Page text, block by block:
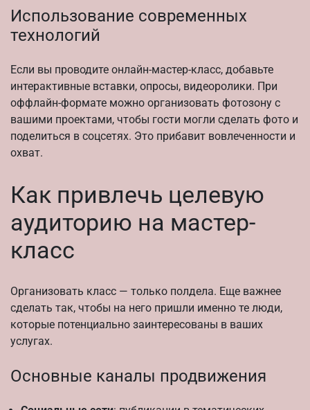
Использование современных
технологий
Если вы проводите онлайн-мастер-класс, добавьте
интерактивные вставки, опросы, видеоролики. При
оффлайн-формате можно организовать фотозону с
вашими проектами, чтобы гости могли сделать фото и
поделиться в соцсетях. Это прибавит вовлеченности и
охват.
Как привлечь целевую
аудиторию на мастер-
класс
Организовать класс — только полдела. Еще важнее
сделать так, чтобы на него пришли именно те люди,
которые потенциально заинтересованы в ваших
услугах.
Основные каналы продвижения